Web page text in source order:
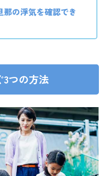
那の浮気を確認でき
つの方法